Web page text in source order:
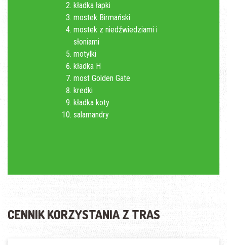
kładka łapki
mostek Birmański
mostek z niedźwiedziami i
słoniami
motylki
kładka H
most Golden Gate
kredki
kładka koty
salamandry
CENNIK KORZYSTANIA Z TRAS